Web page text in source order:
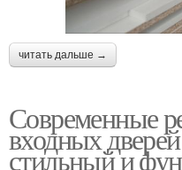
читать дальше →
Современные
входных
стильный и